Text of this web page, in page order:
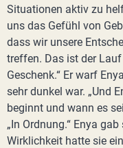
Situationen aktiv zu
uns das Gefühl von
dass wir unsere
treffen. Das ist der
Geschenk.“ Er warf
sehr dunkel war. „Und
beginnt und wann es
„In Ordnung.“ Enya
Wirklichkeit hatte sie